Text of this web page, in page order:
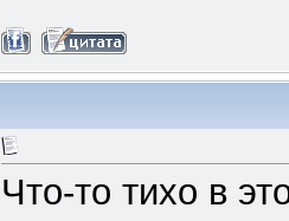
Что-то тихо в